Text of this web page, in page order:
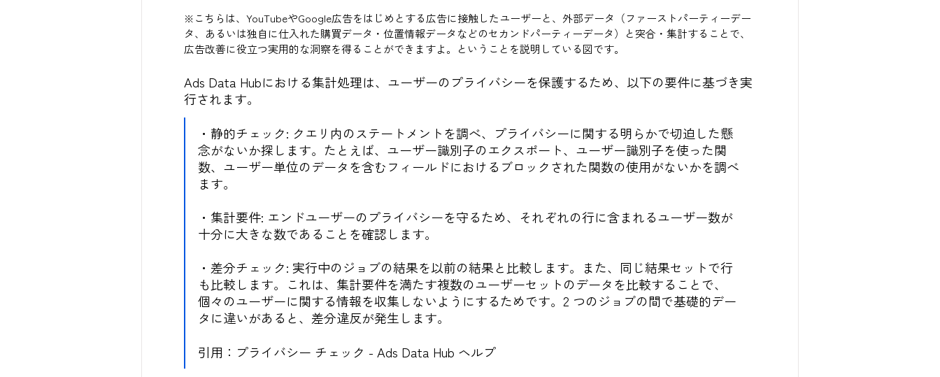
※こちらは、YouTubeやGoogle広告をはじめとする広告に接触したユーザーと、外部データ（ファーストパーティーデー
タ、あるいは独自に仕入れた購買データ・位置情報データなどのセカンドパーティーデータ）と突合・集計することで、
広告改善に役立つ実用的な洞察を得ることができますよ。ということを説明している図です。
Ads Data Hubにおける集計処理は、ユーザーのプライバシーを保護するため、以下の要件に基づき実
行されます。
・静的チェック: クエリ内のステートメントを調べ、プライバシーに関する明らかで切迫した懸
念がないか探します。たとえば、ユーザー識別子のエクスポート、ユーザー識別子を使った関
数、ユーザー単位のデータを含むフィールドにおけるブロックされた関数の使用がないかを調べ
ます。
・集計要件: エンドユーザーのプライバシーを守るため、それぞれの行に含まれるユーザー数が
十分に大きな数であることを確認します。
・差分チェック: 実行中のジョブの結果を以前の結果と比較します。また、同じ結果セットで行
も比較します。これは、集計要件を満たす複数のユーザーセットのデータを比較することで、
個々のユーザーに関する情報を収集しないようにするためです。2 つのジョブの間で基礎的デー
タに違いがあると、差分違反が発生します。
引用： プライバシー チェック - Ads Data Hub ヘルプ